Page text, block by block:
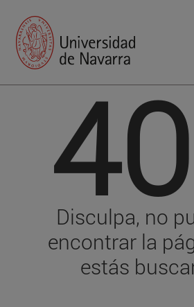
Disculpa, no
encontrar la
estás